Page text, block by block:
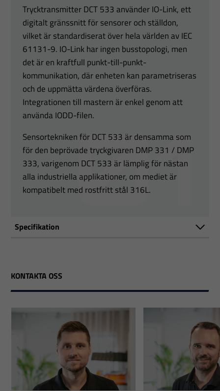
Trycktransmitter DCT 533 använder IO-Link, ett
digitalt gränssnitt för sensorer och ställdon,
vilket är standardiserat över hela världen av IEC
61131-9. IO-Link har ingen busstopologi, men
det är en kraftfull punkt-till-punkt-
kommunikation, där enheten kan parametriseras
och de uppmätta värdena överföras.
Integrationen till mastern är enkel genom att
använda IODD-filen.
Sensortekniken för DCT 533 är densamma som
för den beprövade tryckgivaren DMP 331 / DMP
333, varigenom DCT 533 är lämplig för nästan
alla industriella applikationer, om mediet är
kompatibelt med rostfritt stål 316L.
Specifikation
KONTAKTA OSS